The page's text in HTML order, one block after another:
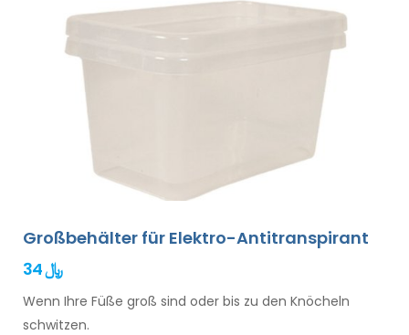
Großbehälter für Elektro-Antitranspirant
34 ﷼
Wenn Ihre Füße groß sind oder bis zu den Knöcheln
schwitzen.